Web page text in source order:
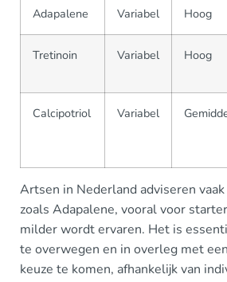
Adapalene Variabel Hoog
Tretinoin Variabel Hoog
Calcipotriol Variabel
Artsen in Nederland adviseren
zoals Adapalene, vooral voor
milder wordt ervaren. Het is
te overwegen en in overleg met
keuze te komen, afhankelijk van